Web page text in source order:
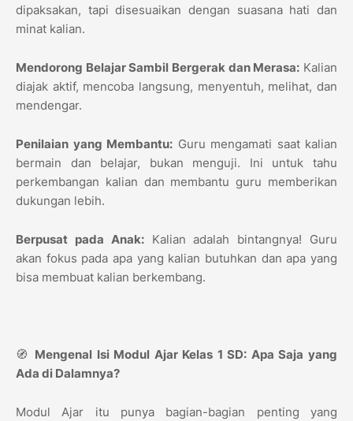
dipaksakan, tapi disesuaikan dengan suasana hati dan
minat kalian.
Mendorong Belajar Sambil Bergerak dan Merasa: Kalian
diajak aktif, mencoba langsung, menyentuh, melihat, dan
mendengar.
Penilaian yang Membantu: Guru mengamati saat kalian
bermain dan belajar, bukan menguji. Ini untuk tahu
perkembangan kalian dan membantu guru memberikan
dukungan lebih.
Berpusat pada Anak:Kalian adalah bintangnya! Guru
akan fokus pada apa yang kalian butuhkan dan apa yang
bisa membuat kalian berkembang.
🧭 Mengenal Isi Modul Ajar Kelas 1 SD: Apa Saja yang
Ada di Dalamnya?
Modul Ajar itu punya bagian-bagian penting yang